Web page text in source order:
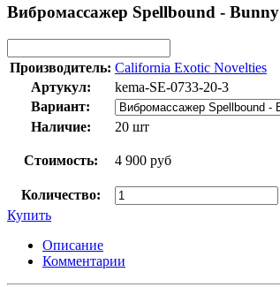
Вибромассажер Spellbound - Bunny
Производитель: California Exotic Novelties
Артукул:
kema-SE-0733-20-3
Вариант:
Наличие:
20 шт
Стоимость: 4 900 руб
Количество:
Купить
Описание
Комментарии